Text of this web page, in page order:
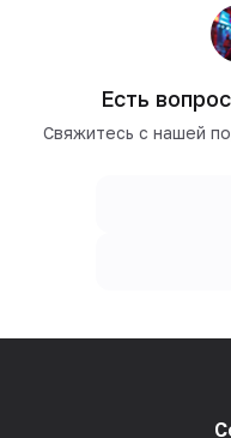
Есть
Свяжитесь с нашей